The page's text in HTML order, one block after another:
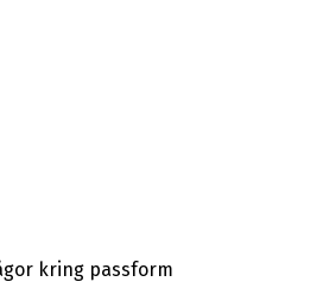
kring passform